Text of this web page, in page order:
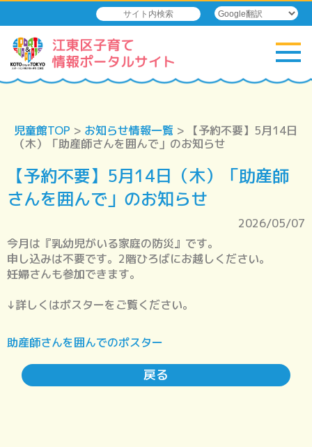
児童館TOP > お知らせ情報一覧 > 【予約不要】5月14日
（木）「助産師さんを囲んで」のお知らせ
【予約不要】5月14日（木）「助産師
さんを囲んで」のお知らせ
2026/05/07
今月は『乳幼児がいる家庭の防災』です。
申し込みは不要です。2階ひろばにお越しください。
妊婦さんも参加できます。
↓詳しくはポスターをご覧ください。
助産師さんを囲んでのポスター
戻る